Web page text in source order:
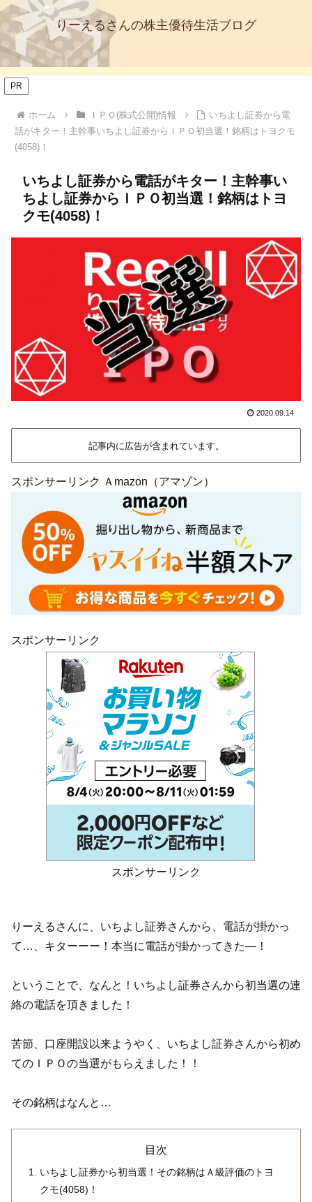
りーえるさんの株主優待生活ブログ
PR
ホーム ＩＰＯ(株式公開)情報
いちよし証券から電
話がキター！主幹事いちよし証券からＩＰＯ初当選！銘柄はトヨクモ
(4058)！
いちよし証券から電話がキター！主幹事い
ちよし証券からＩＰＯ初当選！銘柄はトヨ
クモ(4058)！
2020.09.14
記事内に広告が含まれています。
スポンサーリンク Ａmazon（アマゾン）
スポンサーリンク
スポンサーリンク
りーえるさんに、いちよし証券さんから、電話が掛かっ
て…、キターーー！本当に電話が掛かってきた―！
ということで、なんと！いちよし証券さんから初当選の連
絡の電話を頂きました！
苦節、口座開設以来ようやく、いちよし証券さんから初め
てのＩＰＯの当選がもらえました！！
その銘柄はなんと…
目次
いちよし証券から初当選！その銘柄はＡ級評価のトヨ
クモ(4058)！